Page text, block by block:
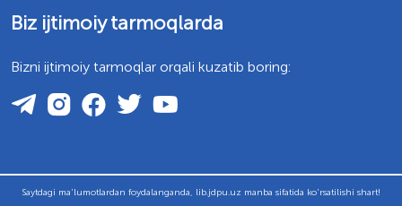
Biz ijtimoiy tarmoqlarda
Bizni ijtimoiy tarmoqlar orqali kuzatib boring:
Saytdagi ma'lumotlardan foydalanganda, lib.jdpu.uz manba sifatida ko'rsatilishi shart!